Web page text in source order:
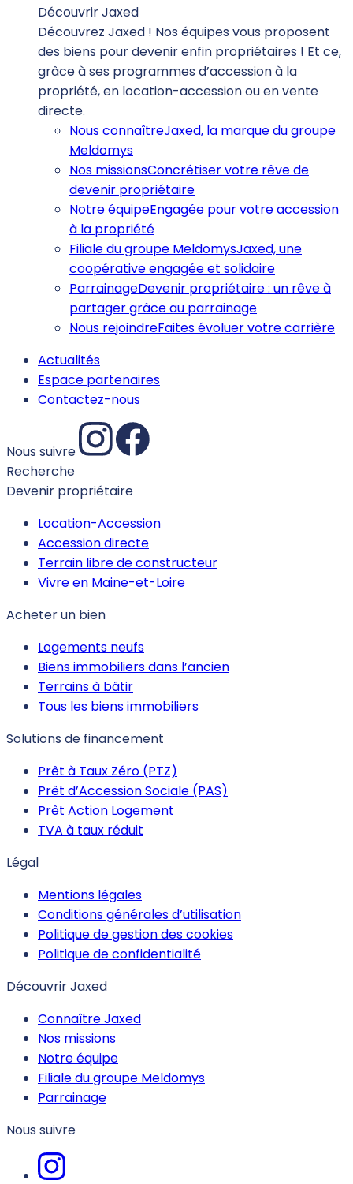
Découvrir Jaxed
Découvrez Jaxed ! Nos équipes vous proposent
des biens pour devenir enfin propriétaires ! Et ce,
grâce à ses programmes d’accession à la
propriété, en location-accession ou en vente
directe.
Nous connaîtreJaxed, la marque du groupe
Meldomys
Nos missionsConcrétiser votre rêve de
devenir propriétaire
Notre équipeEngagée pour votre accession
à la propriété
Filiale du groupe MeldomysJaxed, une
coopérative engagée et solidaire
ParrainageDevenir propriétaire : un rêve à
partager grâce au parrainage
Nous rejoindreFaites évoluer votre carrière
Actualités
Espace partenaires
Contactez-nous
Nous suivre
Recherche
Devenir propriétaire
Location-Accession
Accession directe
Terrain libre de constructeur
Vivre en Maine-et-Loire
Acheter un bien
Logements neufs
Biens immobiliers dans l’ancien
Terrains à bâtir
Tous les biens immobiliers
Solutions de financement
Prêt à Taux Zéro (PTZ)
Prêt d’Accession Sociale (PAS)
Prêt Action Logement
TVA à taux réduit
Légal
Mentions légales
Conditions générales d’utilisation
Politique de gestion des cookies
Politique de confidentialité
Découvrir Jaxed
Connaître Jaxed
Nos missions
Notre équipe
Filiale du groupe Meldomys
Parrainage
Nous suivre